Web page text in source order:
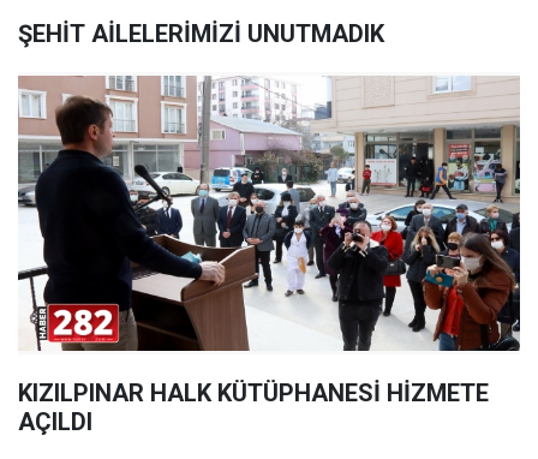
ŞEHİT AİLELERİMİZİ UNUTMADIK
KIZILPINAR HALK KÜTÜPHANESİ HİZMETE
AÇILDI